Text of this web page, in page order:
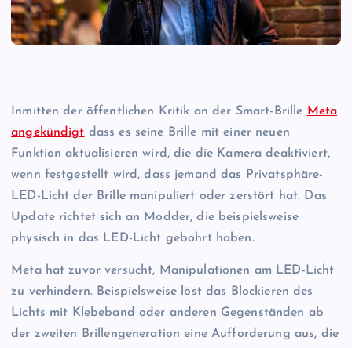
Inmitten der öffentlichen Kritik an der Smart-Brille Meta
angekündigt dass es seine Brille mit einer neuen
Funktion aktualisieren wird, die die Kamera deaktiviert,
wenn festgestellt wird, dass jemand das Privatsphäre-
LED-Licht der Brille manipuliert oder zerstört hat. Das
Update richtet sich an Modder, die beispielsweise
physisch in das LED-Licht gebohrt haben.
Meta hat zuvor versucht, Manipulationen am LED-Licht
zu verhindern. Beispielsweise löst das Blockieren des
Lichts mit Klebeband oder anderen Gegenständen ab
der zweiten Brillengeneration eine Aufforderung aus, die